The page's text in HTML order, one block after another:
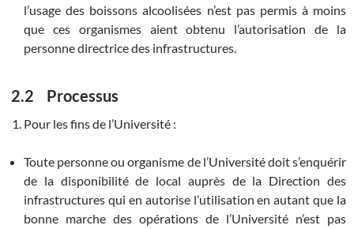
l’usage des boissons alcoolisées n’est pas permis à moins
que ces organismes aient obtenu l’autorisation de la
personne directrice des infrastructures.
2.2 Processus
Pour les fins de l’Université :
Toute personne ou organisme de l’Université doit s’enquérir
de la disponibilité de local auprès de la Direction des
infrastructures qui en autorise l’utilisation en autant que la
bonne marche des opérations de l’Université n’est pas